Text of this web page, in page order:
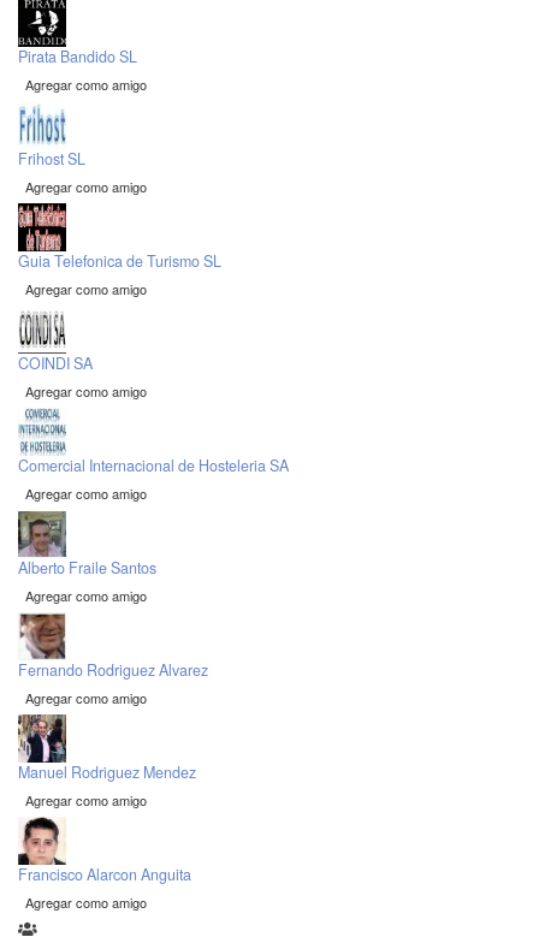
Pirata Bandido SL
Agregar como amigo
Frihost SL
Agregar como amigo
Guia Telefonica de Turismo SL
Agregar como amigo
COINDI SA
Agregar como amigo
Comercial Internacional de Hosteleria SA
Agregar como amigo
Alberto Fraile Santos
Agregar como amigo
Fernando Rodriguez Alvarez
Agregar como amigo
Manuel Rodriguez Mendez
Agregar como amigo
Francisco Alarcon Anguita
Agregar como amigo